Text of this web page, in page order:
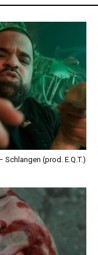
Schlangen (prod. E.Q.T.)